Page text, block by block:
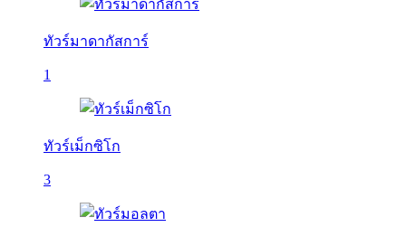
ทัวร์มาดากัสการ์
1
ทัวร์เม็กซิโก
3